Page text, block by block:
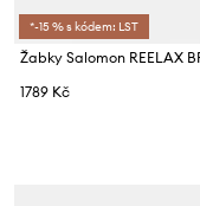
*-15 % s kódem: LST
1789 Kč